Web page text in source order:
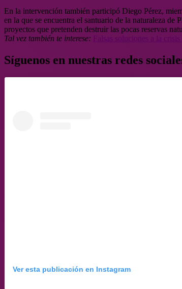
En la intervención también participó Diego Pérez,
en la que se encuentra el santuario de la naturaleza de
proyectos que pretenden destruir las pocas reservas
Tal vez también te interese:
Síguenos en nuestras redes
Ver esta publicación en Instagram